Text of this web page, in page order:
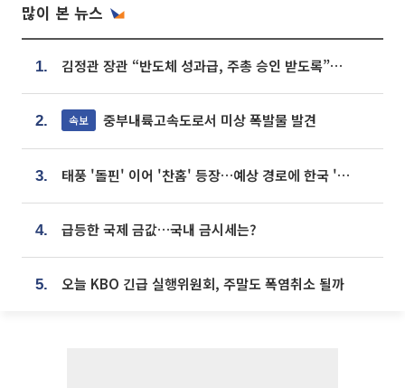
많이 본 뉴스
1. 김정관 장관 “반도체 성과급, 주총 승인 받도록”…상법·자본시장법 개정 시사
2. 속보 중부내륙고속도로서 미상 폭발물 발견
3. 태풍 '돌핀' 이어 '찬홈' 등장…예상 경로에 한국 '한숨'
4. 급등한 국제 금값…국내 금시세는?
5. 오늘 KBO 긴급 실행위원회, 주말도 폭염취소 될까